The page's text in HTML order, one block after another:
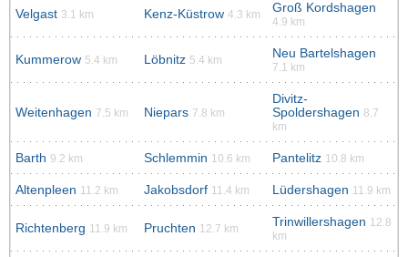
Velgast 3.1 km Kenz-Küstrow 4.3 km Groß Kordshagen
4.9 km
Kummerow 5.4 km Löbnitz 5.4 km Neu Bartelshagen
7.1 km
Weitenhagen 7.5 km Niepars 7.8 km
Divitz-
Spoldershagen 8.7
km
Barth 9.2 km Schlemmin 10.6 km Pantelitz 10.8 km
Altenpleen 11.2 km Jakobsdorf 11.4 km Lüdershagen 11.9 km
Richtenberg 11.9 km Pruchten 12.7 km Trinwillershagen 12.8
km